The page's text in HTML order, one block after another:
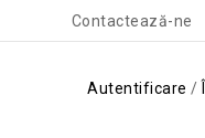
Contactează-ne
Autentificare /